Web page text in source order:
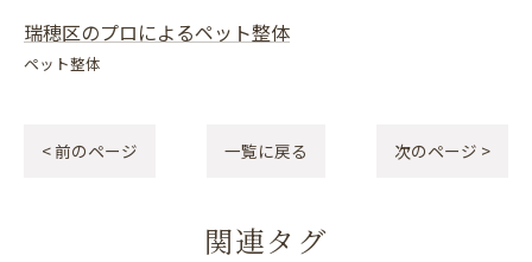
瑞穂区のプロによるペット整体
ペット整体
< 前のページ 一覧に戻る 次のページ >
関連タグ